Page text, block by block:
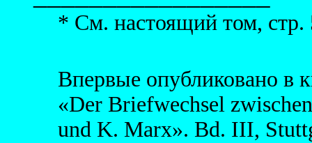
* См. настоящий том,
Впервые опубликовано в
«Der Briefwechsel
und K. Marx». Bd. III,